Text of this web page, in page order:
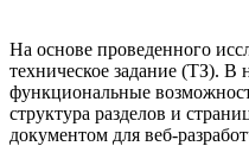
На основе проведенного
техническое задание (ТЗ).
функциональные
структура разделов и
документом для веб-